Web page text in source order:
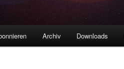
Archiv Downloads